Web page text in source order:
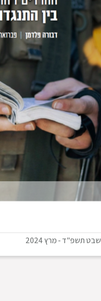
שבט תשפ"ד-מרץ 2024